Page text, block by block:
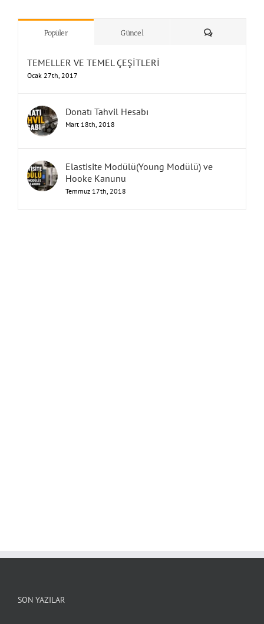
& ”Humbarahane”
Popüler Güncel Yorum
TEMELLER VE TEMEL ÇEŞİTLERİ
Ocak 27th, 2017
Donatı Tahvil Hesabı
Mart 18th, 2018
Elastisite Modülü(Young Modülü) ve
Hooke Kanunu
Temmuz 17th, 2018
SON YAZILAR